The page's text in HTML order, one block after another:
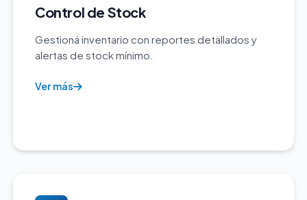
Control de Stock
Gestioná inventario con reportes detallados y
alertas de stock mínimo.
Ver más